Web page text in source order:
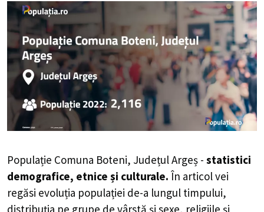
Populație Comuna Boteni, Județul Argeș - statistici
demografice, etnice și culturale. În articol vei
regăsi evoluția populației de-a lungul timpului,